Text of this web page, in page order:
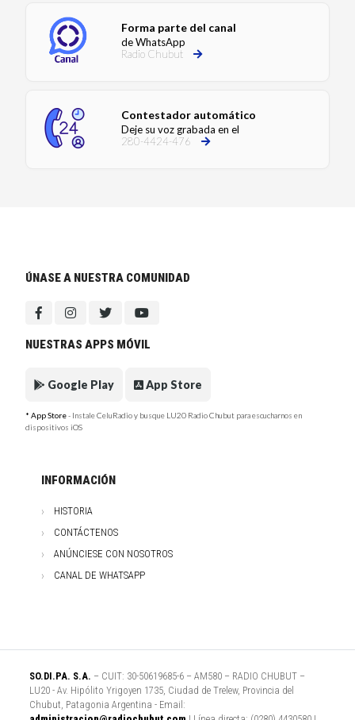
Forma parte del canal
de WhatsApp
Radio Chubut
Contestador automático
Deje su voz grabada en el
280-4424-476
ÚNASE A NUESTRA COMUNIDAD
NUESTRAS APPS MÓVIL
Google Play App Store
* App Store- Instale CeluRadio y busque LU20 Radio Chubut para escucharnos en
dispositivos iOS
INFORMACIÓN
HISTORIA
CONTÁCTENOS
ANÚNCIESE CON NOSOTROS
CANAL DE WHATSAPP
SO.DI.PA. S.A. – CUIT: 30-50619685-6 – AM580 – RADIO CHUBUT –
LU20 - Av. Hipólito Yrigoyen 1735, Ciudad de Trelew, Provincia del
Chubut, Patagonia Argentina - Email: